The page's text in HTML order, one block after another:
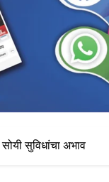
सुविधांचा अभाव